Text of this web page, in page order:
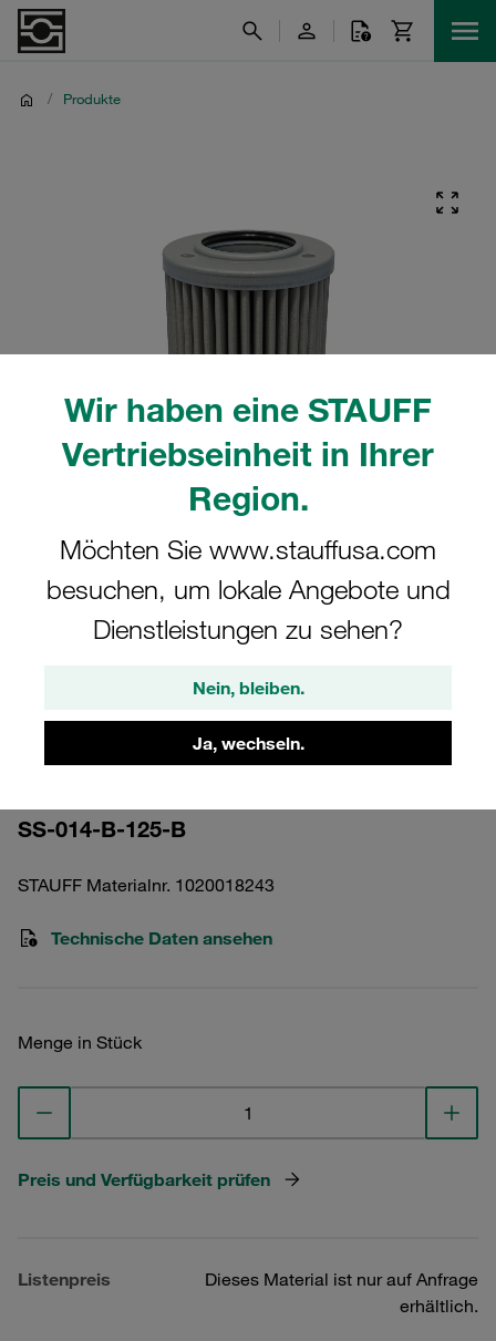
Wir haben eine STAUFF
Vertriebseinheit in Ihrer
Region.
Möchten Sie www.stauffusa.com
besuchen, um lokale Angebote und
Dienstleistungen zu sehen?
Nein, bleiben.
Ja, wechseln.
/ Produkte
Bitte beachten Sie: Das Bild dient nur zur Veranschaulichung und kann vom
Druckfilterelement
Edelstahldrahtgewebe 125 µm
SS-014-B-125-B
STAUFF Materialnr. 1020018243
Technische Daten ansehen
Menge in Stück
Preis und Verfügbarkeit prüfen
Listenpreis
Dieses Material ist nur auf Anfrage
erhältlich.